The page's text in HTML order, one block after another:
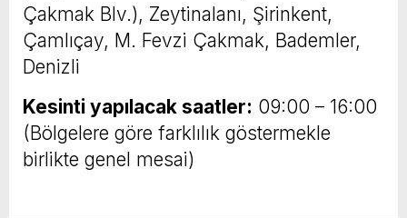
Çakmak Blv.), Zeytinalanı, Şirinkent,
Çamlıçay, M. Fevzi Çakmak, Bademler,
Denizli
Kesinti yapılacak saatler: 09:00 – 16:00
(Bölgelere göre farklılık göstermekle
birlikte genel mesai)